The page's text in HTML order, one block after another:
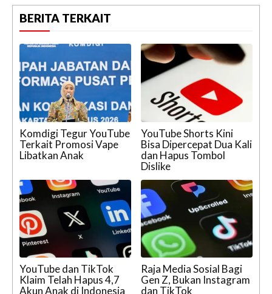
BERITA TERKAIT
Komdigi Tegur YouTube
Terkait Promosi Vape
Libatkan Anak
YouTube Shorts Kini
Bisa Dipercepat Dua Kali
dan Hapus Tombol
Dislike
YouTube dan TikTok
Klaim Telah Hapus 4,7
Akun Anak di Indonesia
Raja Media Sosial Bagi
Gen Z, Bukan Instagram
dan TikTok